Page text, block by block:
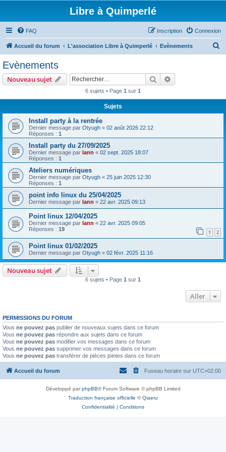
Libre à Quimperlé
FAQ Connexion
Inscription
Accueil du forum L'association Libre à Quimperlé Evènements
Evènements
Nouveau sujet Rechercher
6 sujets • Page 1 sur 1
Sujets
Install party à la rentrée
Dernier message par Otyugh « 02 août 2026 22:12
Réponses : 1
Install party du 27/09/2025
Dernier message par lann « 02 sept. 2025 18:07
Réponses : 1
Ateliers numériques
Dernier message par Otyugh « 25 juin 2025 12:30
Réponses : 1
point info linux du 25/04/2025
Dernier message par lann « 22 avr. 2025 09:13
Point linux 12/04/2025
Dernier message par lann « 22 avr. 2025 09:05
Réponses : 19 1 2
Point linux 01/02/2025
Dernier message par Otyugh « 02 févr. 2025 11:16
Nouveau sujet
6 sujets • Page 1 sur 1
Aller
PERMISSIONS DU FORUM
Vous ne pouvez pas publier de nouveaux sujets dans ce forum
Vous ne pouvez pas répondre aux sujets dans ce forum
Vous ne pouvez pas modifier vos messages dans ce forum
Vous ne pouvez pas supprimer vos messages dans ce forum
Vous ne pouvez pas transférer de pièces jointes dans ce forum
Accueil du forum Fuseau horaire sur UTC+02:00
Développé parphpBB® Forum Software © phpBB Limited
Traduction française officielle ©Qiaeru
Confidentialité | Conditions